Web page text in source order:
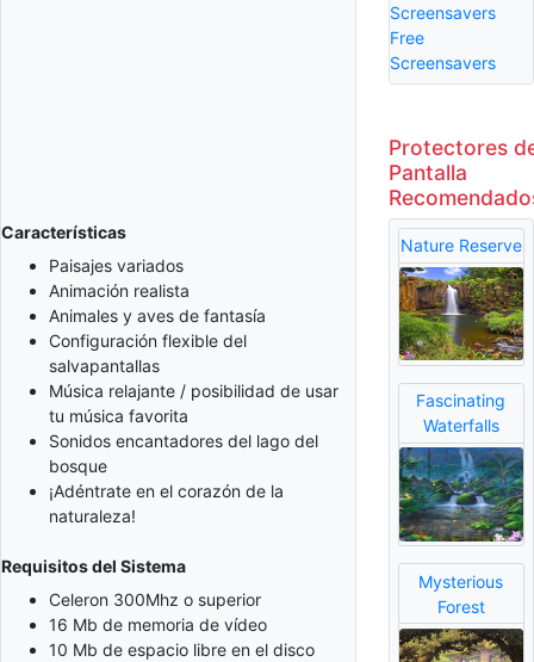
Características
Paisajes variados
Animación realista
Animales y aves de fantasía
Configuración flexible del
salvapantallas
Música relajante / posibilidad de usar
tu música favorita
Sonidos encantadores del lago del
bosque
¡Adéntrate en el corazón de la
naturaleza!
Requisitos del Sistema
Celeron 300Mhz o superior
16 Mb de memoria de vídeo
10 Mb de espacio libre en el disco
Screensavers
Free
Screensavers
Protectores
Pantalla
Nature Reserve
Fascinating
Waterfalls
Mysterious
Forest